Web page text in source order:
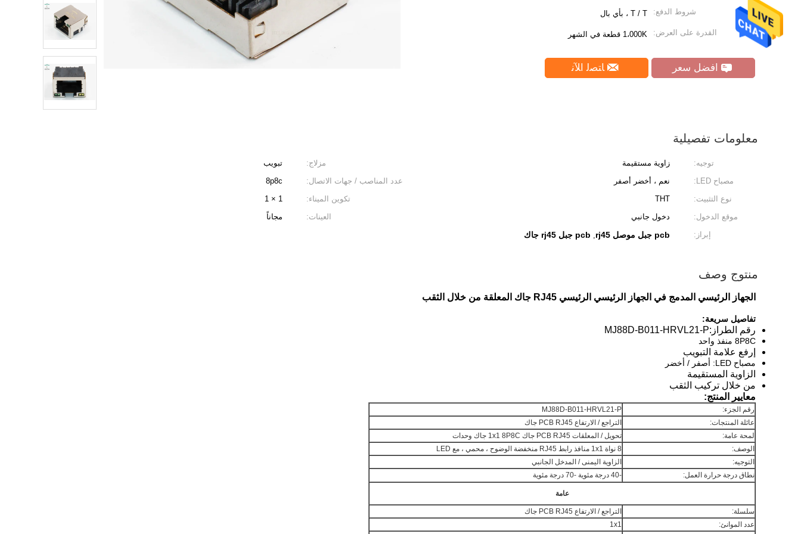
شروط الدفع: T / T ، بأي بال
القدرة على العرض: 1،000K قطعة في الشهر
افضل سعر ﺎﺘﺼﻟ ﺍﻶﻧ
معلومات تفصيلية
توجيه: زاوية مستقيمة مزلاج:
تبويب
مصباح LED:
نعم ، أخضر أصفر عدد المناصب / جهات الاتصال:
8p8c
نوع التثبيت:
THT تكوين الميناء:
1 × 1
موقع الدخول:
دخول جانبي العينات:
مجاناً
إبراز:
pcb جبل موصل rj45 , pcb جبل rj45 جاك
منتوج وصف
الجهاز الرئيسي المدمج في الجهاز الرئيسي الرئيسي RJ45 جاك المعلقة من خلال الثقب
تفاصيل سريعة:
رقم الطراز:MJ88D-B011-HRVL21-P
8P8C منفذ واحد
إرفع علامة التبويب
مصباح LED: أصفر / أخضر
الزاوية المستقيمة
من خلال تركيب الثقب
معايير المنتج:
رقم الجزء:
MJ88D-B011-HRVL21-P
عائلة المنتجات:
التراجع / الارتفاع PCB RJ45 جاك
لمحة عامة:
تحويل / المعلقات PCB RJ45 جاك 1x1 8P8C جاك وحدات
الوصف:
8 نواة 1x1 منافذ رابط RJ45 منخفضة الوضوح ، محمي ، مع LED
التوجيه:
الزاوية اليمنى / المدخل الجانبي
نطاق درجة حرارة العمل:
-40 درجة مئوية -70 درجة مئوية
عامة
سلسلة:
التراجع / الارتفاع PCB RJ45 جاك
عدد الموانئ:
1x1